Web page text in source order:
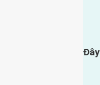
Cho Chúng Tôi Ở Đây